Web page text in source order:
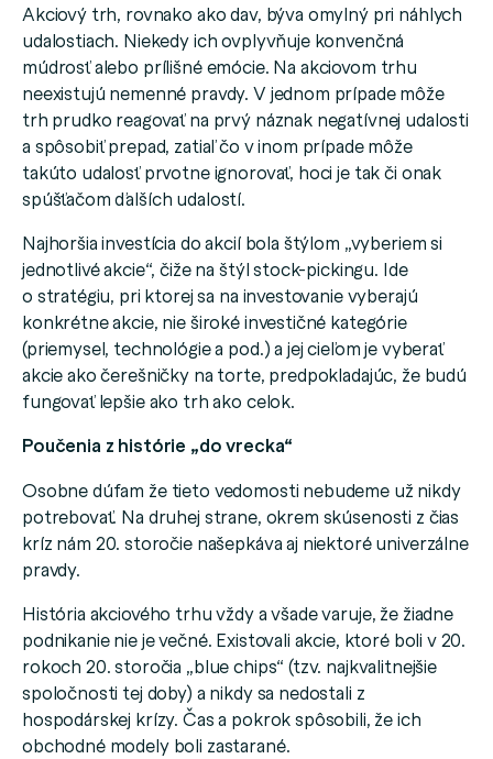
Akciový trh, rovnako ako dav, býva omylný pri náhlych
udalostiach. Niekedy ich ovplyvňuje konvenčná
múdrosť alebo prílišné emócie. Na akciovom trhu
neexistujú nemenné pravdy. V jednom prípade môže
trh prudko reagovať na prvý náznak negatívnej udalosti
a spôsobiť prepad, zatiaľ čo v inom prípade môže
takúto udalosť prvotne ignorovať, hoci je tak či onak
spúšťačom ďalších udalostí.
Najhoršia investícia do akcií bola štýlom „vyberiem si
jednotlivé akcie“, čiže na štýl stock-pickingu. Ide
o stratégiu, pri ktorej sa na investovanie vyberajú
konkrétne akcie, nie široké investičné kategórie
(priemysel, technológie a pod.) a jej cieľom je vyberať
akcie ako čerešničky na torte, predpokladajúc, že budú
fungovať lepšie ako trh ako celok.
Poučenia z histórie „do vrecka“
Osobne dúfam že tieto vedomosti nebudeme už nikdy
potrebovať. Na druhej strane, okrem skúsenosti z čias
kríz nám 20. storočie našepkáva aj niektoré univerzálne
pravdy.
História akciového trhu vždy a všade varuje, že žiadne
podnikanie nie je večné. Existovali akcie, ktoré boli v 20.
rokoch 20. storočia „blue chips“ (tzv. najkvalitnejšie
spoločnosti tej doby) a nikdy sa nedostali z
hospodárskej krízy. Čas a pokrok spôsobili, že ich
obchodné modely boli zastarané.